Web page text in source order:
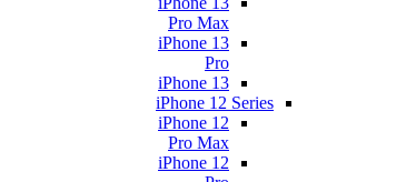
Pro Max
iPhone 13
Pro
iPhone 13
iPhone 12 Series
iPhone 12
Pro Max
iPhone 12